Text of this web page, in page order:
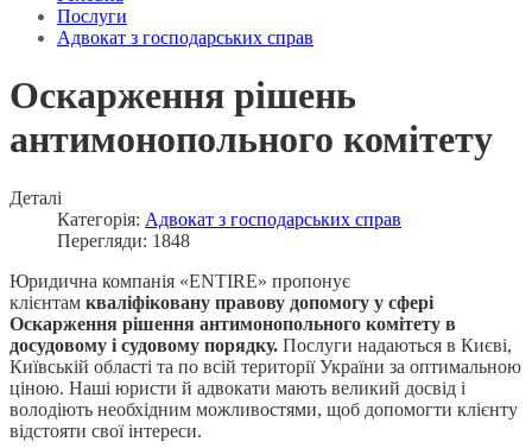
Послуги
Адвокат з господарських справ
Оскарження рішень
антимонопольного комітету
Деталі
Категорія: Адвокат з господарських справ
Перегляди: 1848
Юридична компанія «ENTIRE» пропонує
клієнтам кваліфіковану правову допомогу у сфері
Оскарження рішення антимонопольного комітету в
досудовому і судовому порядку. Послуги надаються в Києві,
Київській області та по всій території України за оптимальною
ціною. Наші юристи й адвокати мають великий досвід і
володіють необхідним можливостями, щоб допомогти клієнту
відстояти свої інтереси.